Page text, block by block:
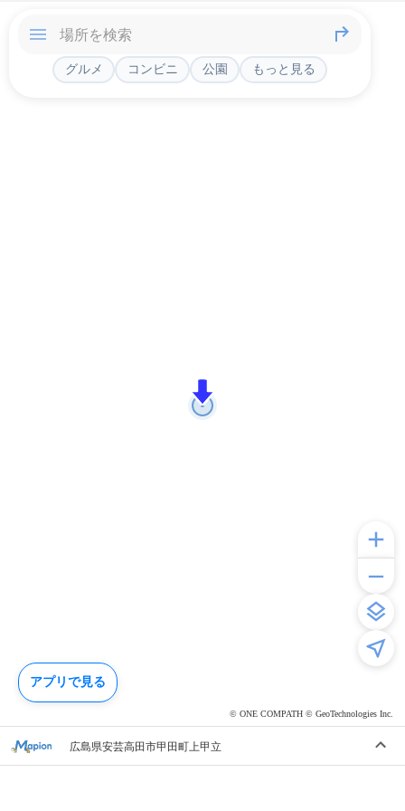
© ONE COMPATH © GeoTechnologies Inc.
グルメ コンビニ 公園 もっと見る
広島県安芸高田市甲田町上甲立
アプリで見る